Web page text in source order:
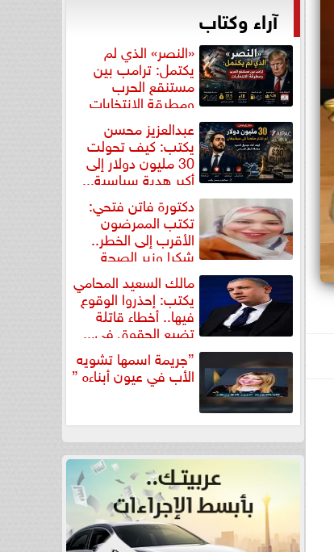
آراء وكتاب
«النصر» الذي لم
يكتمل: ترامب بين
مستنقع الحرب
ومطرقة الانتخابات
عبدالعزيز محسن
يكتب: كيف تحولت
30 مليون دولار إلى
أكبر هدية سياسية...
دكتورة فاتن فتحي:
تكتب الممرضون
الأقرب إلى الخطر..
شكرا وزير الصحة
لتكريم... مالك السعيد المحامي
يكتب: إحذروا الوقوع
فيها.. أخطاء قاتلة
تضيع الحقوق في...
”جريمة اسمها تشويه
الأب في عيون أبناءه ”